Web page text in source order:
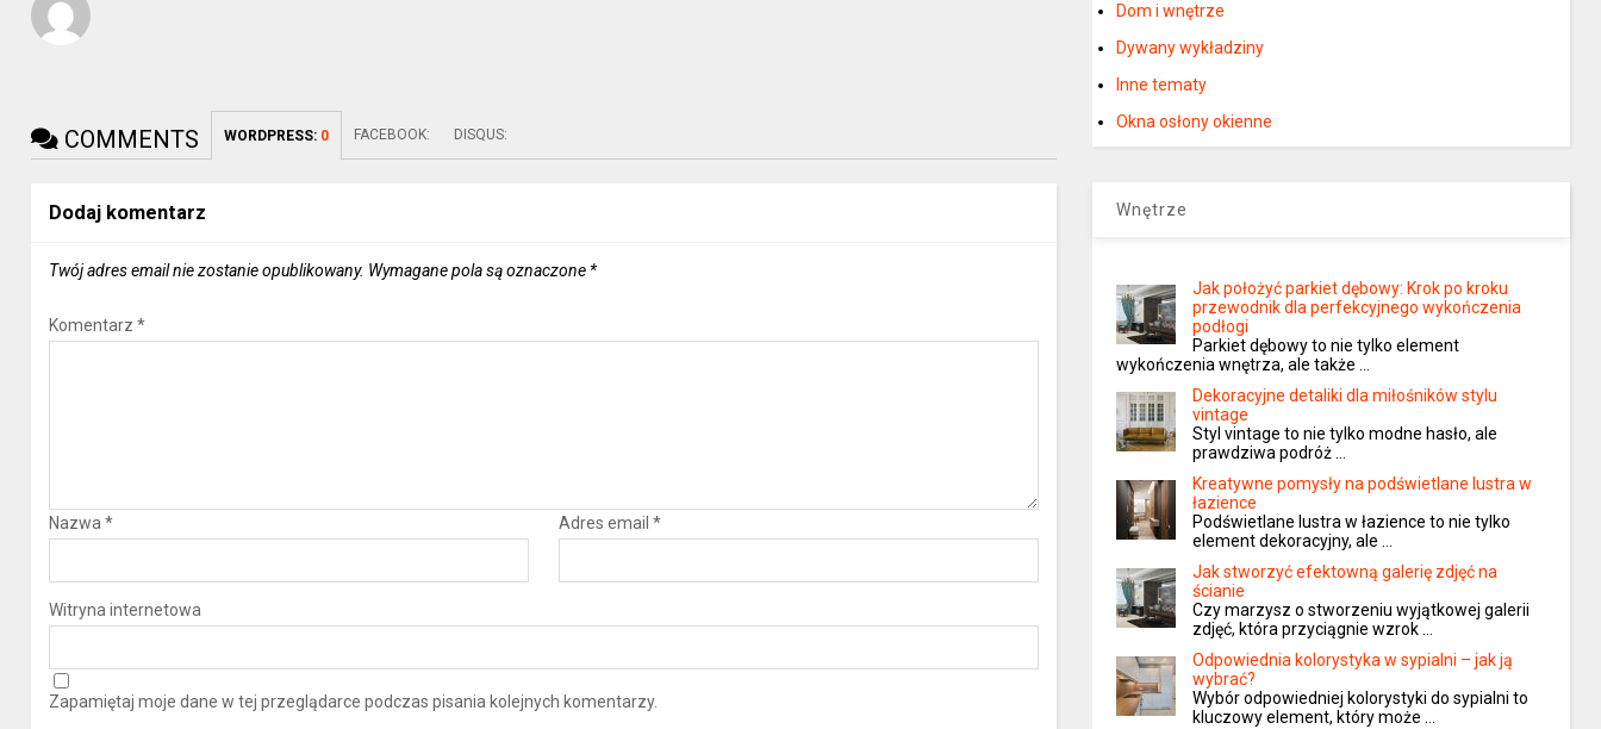
COMMENTS WORDPRESS: 0 FACEBOOK: DISQUS:
Dodaj komentarz
Twój adres email nie zostanie opublikowany. Wymagane pola są oznaczone *
Komentarz*
Nazwa* Adres email*
Witryna internetowa
Zapamiętaj moje dane w tej przeglądarce podczas pisania kolejnych komentarzy.
Dom i wnętrze
Dywany wykładziny
Inne tematy
Okna osłony okienne
Wnętrze
Jak położyć parkiet dębowy: Krok po kroku
przewodnik dla perfekcyjnego wykończenia
podłogi
Parkiet dębowy to nie tylko element
wykończenia wnętrza, ale także …
Dekoracyjne detaliki dla miłośników stylu
vintage
Styl vintage to nie tylko modne hasło, ale
prawdziwa podróż …
Kreatywne pomysły na podświetlane lustra w
łazience
Podświetlane lustra w łazience to nie tylko
element dekoracyjny, ale …
Jak stworzyć efektowną galerię zdjęć na
ścianie
Czy marzysz o stworzeniu wyjątkowej galerii
zdjęć, która przyciągnie wzrok …
Odpowiednia kolorystyka w sypialni – jak ją
wybrać?
Wybór odpowiedniej kolorystyki do sypialni to
kluczowy element, który może …